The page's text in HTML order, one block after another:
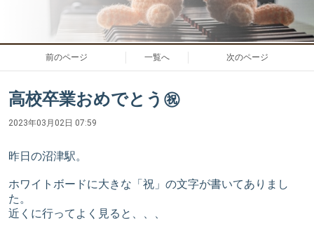
前のページ 一覧へ 次のページ
高校卒業おめでとう㊗️
2023年03月02日 07:59
昨日の沼津駅。
ホワイトボードに大きな「祝」の文字が書いてありまし
た。
近くに行ってよく見ると、、、